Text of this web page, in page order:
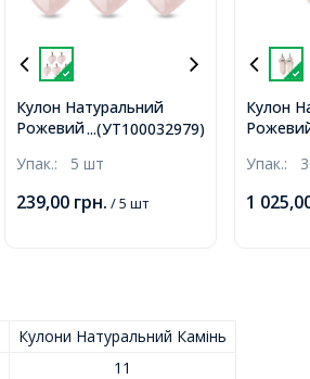
...(УТ100032979)
Кулон Натуральний
Рожевий Кварц, Серце,
Платина, 22-23х20-
5х8мм,
Упак.: 5 шт
239,00 грн. / 5 шт
Кулон
Отвір
Упак.:
1
Кулони Натуральний Камінь
11